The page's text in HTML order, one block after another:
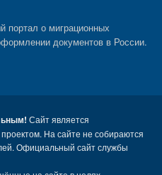
портал о миграционных
документов в России.
Сайт является
На сайте не собираются
Официальный сайт службы